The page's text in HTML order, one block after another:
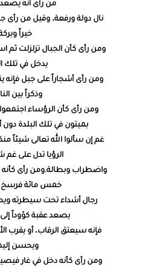
من رأى أنه
نال دولة ورفعة، وقيل من رأى
خيراً
ومن رأى كأن الجبال تزلزلت ثم
يدخل في تلك
ومن رأى أشجاراً على جبل فإنه
وذكراً بين
ومن رأى كأن الرؤساء
بميتون في تلك البلدة
غم إن سألوا الله تعالى شيئاً
الرؤيا تدل على غم
واضطراب وبطالة.ومن رأى كأنه
خمس مائة
رجال أشداء تحت سيطرته
يصعد عقبة كؤوداً
فإنه سيعتق الرقاب، أو يقرب
ويحسن
ومن رأى كأنه دخل في غار